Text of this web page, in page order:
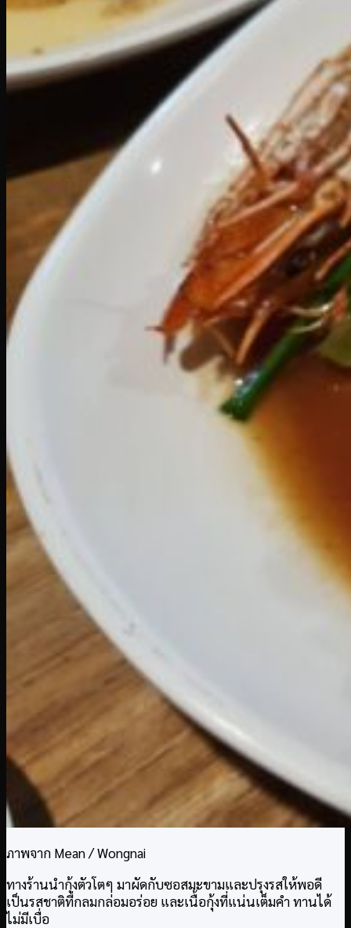
ภาพจาก Mean / Wongnai
ทางร้านนำกุ้งตัวโตๆ มาผัดกับซอสมะขามและปรุงรสให้พอดี
เป็นรสชาติที่กลมกล่อมอร่อย และเนื้อกุ้งที่แน่นเต็มคำ ทานได้
ไม่มีเบื่อ